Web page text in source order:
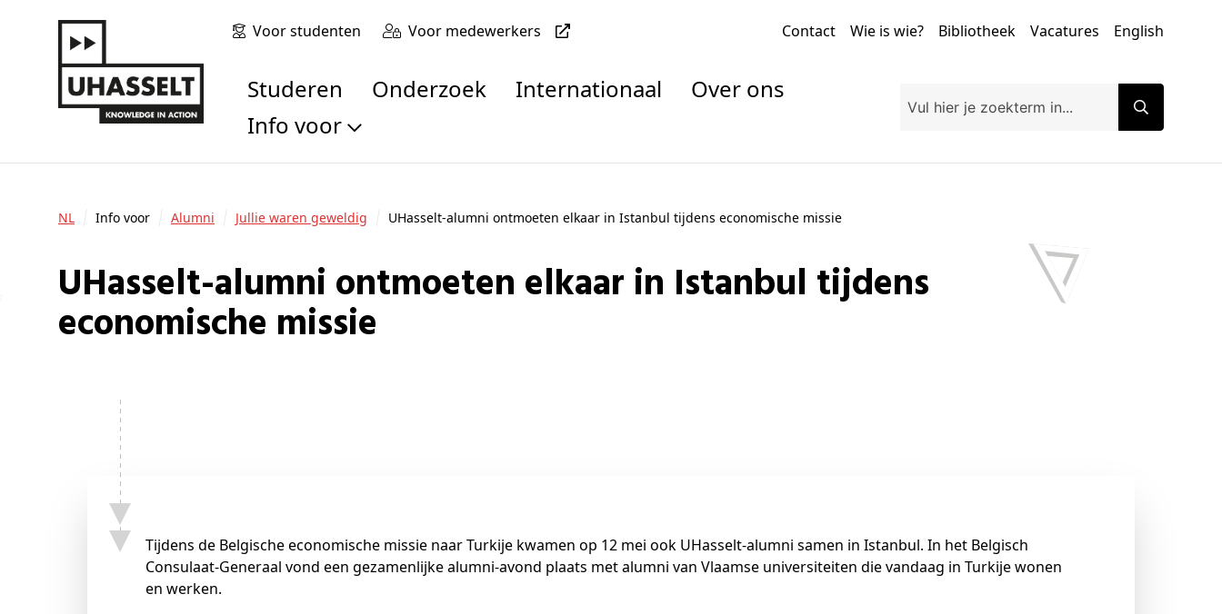
Voor studenten Voor medewerkers Contact Wie is wie? Bibliotheek Vacatures English
Studeren Onderzoek Internationaal
Over ons
Info voor
Toekomstige studenten
Onderzoekers
Bedrijven en organisaties
Scholen en leerkrachten
Pers
NL Info voor Alumni Jullie waren geweldig UHasselt-alumni ontmoeten elkaar in Istanbul tijdens economische missie
UHasselt-alumni ontmoeten elkaar in Istanbul tijdens
economische missie
Tijdens de Belgische economische missie naar Turkije kwamen op 12 mei ook UHasselt-alumni samen in Istanbul. In het Belgisch
Consulaat-Generaal vond een gezamenlijke alumni-avond plaats met alumni van Vlaamse universiteiten die vandaag in Turkije wonen
en werken.